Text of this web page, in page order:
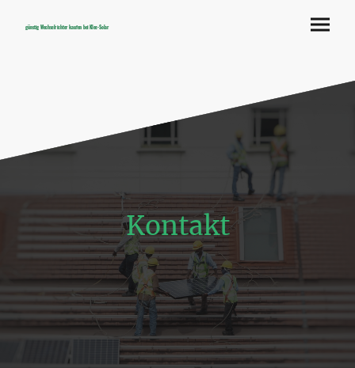
günstig Wechselrichter kaufen bei Klee-Solar
Kontakt